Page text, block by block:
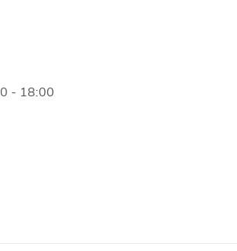
- 18:00